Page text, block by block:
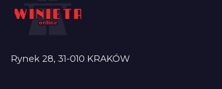
Rynek 28, 31-010 KRAKÓW